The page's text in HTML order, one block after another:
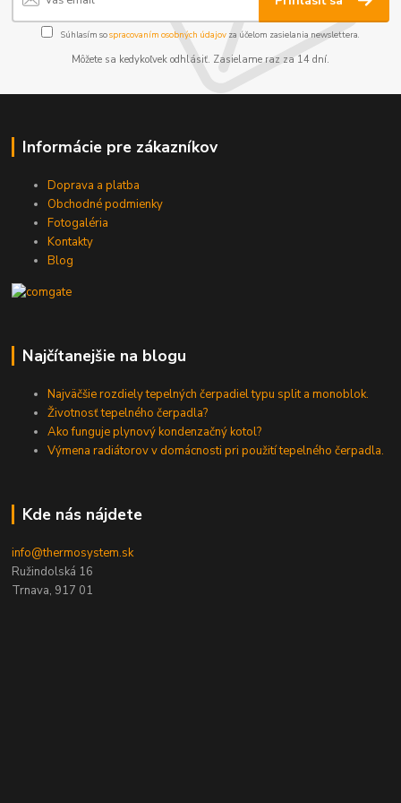
Súhlasím sospracovaním osobných údajov za účelom zasielania newslettera.
Môžete sa kedykoľvek odhlásiť. Zasielame raz za 14 dní.
Informácie pre zákazníkov
Doprava a platba
Obchodné podmienky
Fotogaléria
Kontakty
Blog
Najčítanejšie na blogu
Najväčšie rozdiely tepelných čerpadiel typu split a monoblok.
Životnosť tepelného čerpadla?
Ako funguje plynový kondenzačný kotol?
Výmena radiátorov v domácnosti pri použití tepelného čerpadla.
Kde nás nájdete
info@thermosystem.sk
Ružindolská 16
Trnava, 917 01